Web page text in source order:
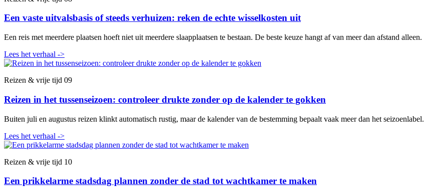
Een vaste uitvalsbasis of steeds verhuizen: reken de echte wisselkosten uit
Een reis met meerdere plaatsen hoeft niet uit meerdere slaapplaatsen te bestaan. De beste keuze hangt af van meer dan afstand alleen.
Lees het verhaal ->
Reizen & vrije tijd 09
Reizen in het tussenseizoen: controleer drukte zonder op de kalender te gokken
Buiten juli en augustus reizen klinkt automatisch rustig, maar de kalender van de bestemming bepaalt vaak meer dan het seizoenlabel.
Lees het verhaal ->
Reizen & vrije tijd 10
Een prikkelarme stadsdag plannen zonder de stad tot wachtkamer te maken